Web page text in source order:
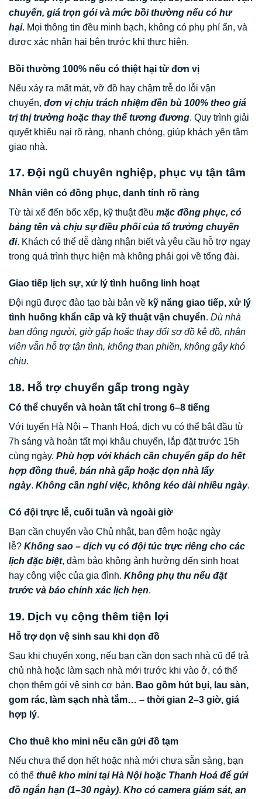
chuyển, giá trọn gói và mức bồi thường nếu có hư
hại. Mọi thông tin đều minh bạch, không có phụ phí ẩn, và
được xác nhận hai bên trước khi thực hiện.
Bồi thường 100% nếu có thiệt hại từ đơn vị
Nếu xảy ra mất mát, vỡ đồ hay chậm trễ do lỗi vận
chuyển, đơn vị chịu trách nhiệm đền bù 100% theo giá
trị thị trường hoặc thay thế tương đương. Quy trình giải
quyết khiếu nại rõ ràng, nhanh chóng, giúp khách yên tâm
giao nhà.
17. Đội ngũ chuyên nghiệp, phục vụ tận tâm
Nhân viên có đồng phục, danh tính rõ ràng
Từ tài xế đến bốc xếp, kỹ thuật đều mặc đồng phục, có
bảng tên và chịu sự điều phối của tổ trưởng chuyến
đi. Khách có thể dễ dàng nhận biết và yêu cầu hỗ trợ ngay
trong quá trình thực hiện mà không phải gọi về tổng đài.
Giao tiếp lịch sự, xử lý tình huống linh hoạt
Đội ngũ được đào tạo bài bản về kỹ năng giao tiếp, xử lý
tình huống khẩn cấp và kỹ thuật vận chuyển. Dù nhà
bạn đông người, giờ gấp hoặc thay đổi sơ đồ kê đồ, nhân
viên vẫn hỗ trợ tận tình, không than phiền, không gây khó
chịu.
18. Hỗ trợ chuyển gấp trong ngày
Có thể chuyển và hoàn tất chỉ trong 6–8 tiếng
Với tuyến Hà Nội – Thanh Hoá, dịch vụ có thể bắt đầu từ
7h sáng và hoàn tất mọi khâu chuyển, lắp đặt trước 15h
cùng ngày. Phù hợp với khách cần chuyển gấp do hết
hợp đồng thuê, bán nhà gấp hoặc dọn nhà lấy
ngày. Không cần nghỉ việc, không kéo dài nhiều ngày.
Có đội trực lễ, cuối tuần và ngoài giờ
Bạn cần chuyển vào Chủ nhật, ban đêm hoặc ngày
lễ? Không sao – dịch vụ có đội túc trực riêng cho các
lịch đặc biệt, đảm bảo không ảnh hưởng đến sinh hoạt
hay công việc của gia đình. Không phụ thu nếu đặt
trước và báo chính xác lịch hẹn.
19. Dịch vụ cộng thêm tiện lợi
Hỗ trợ dọn vệ sinh sau khi dọn đồ
Sau khi chuyển xong, nếu bạn cần dọn sạch nhà cũ để trả
chủ nhà hoặc làm sạch nhà mới trước khi vào ở, có thể
chọn thêm gói vệ sinh cơ bản. Bao gồm hút bụi, lau sàn,
gom rác, làm sạch nhà tắm… – thời gian 2–3 giờ, giá
hợp lý.
Cho thuê kho mini nếu cần gửi đồ tạm
Nếu chưa thể dọn hết hoặc nhà mới chưa sẵn sàng, bạn
có thể thuê kho mini tại Hà Nội hoặc Thanh Hoá để gửi
đồ ngắn hạn (1–30 ngày). Kho có camera giám sát, an